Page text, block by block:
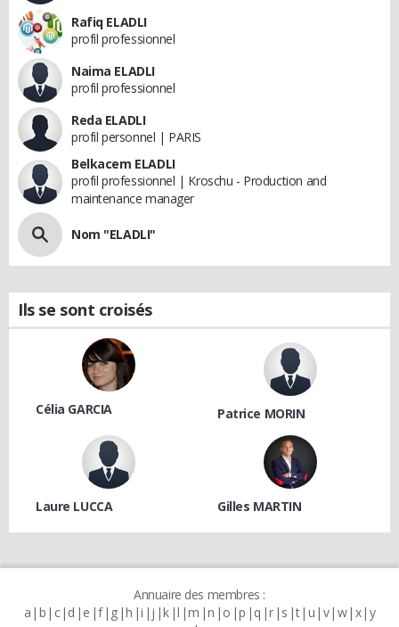
Rafiq ELADLI
profil professionnel
Naima ELADLI
profil professionnel
Reda ELADLI
profil personnel | PARIS
Belkacem ELADLI
profil professionnel | Kroschu - Production and
maintenance manager
Nom "ELADLI"
Ils se sont croisés
Célia GARCIA Patrice MORIN
Laure LUCCA Gilles MARTIN
Annuaire des membres :
a b c d e f g h i j k l m n o p q r s t u v w x y